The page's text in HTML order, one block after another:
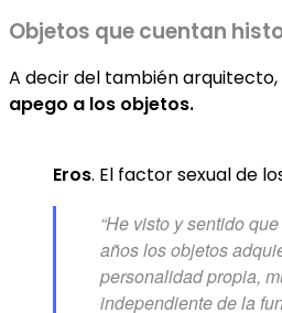
Objetos que cuentan
A decir del también arquitecto,
apego a los objetos.
Eros. El factor sexual de
“He visto y sentido
años los objetos
personalidad propia,
independiente de la